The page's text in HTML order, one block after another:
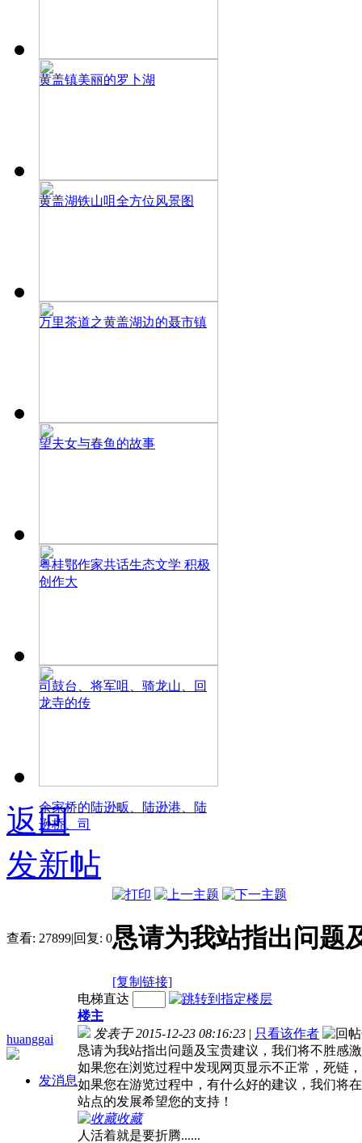
黄盖镇美丽的罗卜湖
黄盖湖铁山咀全方位风景图
万里茶道之黄盖湖边的聂市镇
望夫女与春鱼的故事
粤桂鄂作家共话生态文学 积极
创作大
司鼓台、将军咀、骑龙山、回
龙寺的传
余家桥的陆逊畈、陆逊港、陆
逊桥、司
返回
发新帖
查看: 27899|回复: 0恳请为我站指出问题
[复制链接]
huanggai
发消息
电梯直达
楼主
发表于 2015-12-23 08:16:23 | 只看该作者
恳请为我站指出问题及宝贵建议，我们将不胜感
如果您在浏览过程中发现网页显示不正常，死链
如果您在游览过程中，有什么好的建议，我们将
站点的发展希望您的支持！
收藏
人活着就是要折腾......